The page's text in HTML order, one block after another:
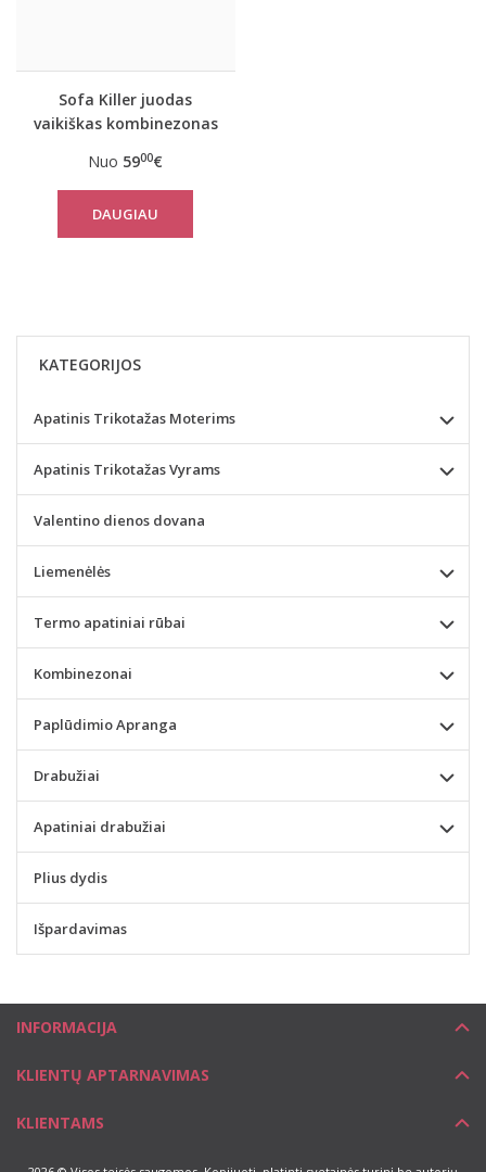
Sofa Killer juodas
vaikiškas kombinezonas
Nuo 5900€
DAUGIAU
KATEGORIJOS
Apatinis Trikotažas Moterims
Apatinis Trikotažas Vyrams
Valentino dienos dovana
Liemenėlės
Termo apatiniai rūbai
Kombinezonai
Paplūdimio Apranga
Drabužiai
Apatiniai drabužiai
Plius dydis
Išpardavimas
INFORMACIJA
KLIENTŲ APTARNAVIMAS
KLIENTAMS